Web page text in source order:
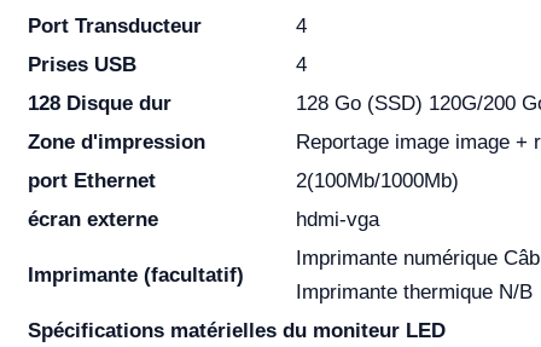
Port Transducteur
4
Prises USB
4
128 Disque dur
128 Go (SSD) 120G/200
Zone d'impression
Reportage image image +
port Ethernet
2(100Mb/1000Mb)
écran externe
hdmi-vga
Imprimante (facultatif)
Imprimante numérique
Imprimante thermique N/B
Spécifications matérielles du moniteur LED